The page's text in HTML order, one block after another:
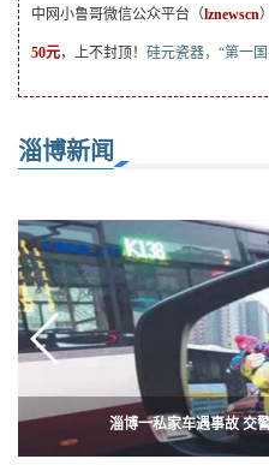
中网小鲁哥微信公众平台（lznewscn
50元，上不封顶！ 硅元瓷器，“第一
淄博新闻
天上掉馅饼？淄博一
淄博一私家车遇事故 交